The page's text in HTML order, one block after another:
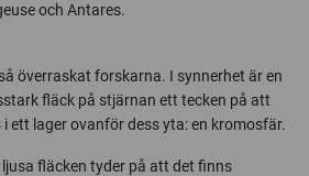
och Antares.
överraskat forskarna. I synnerhet är en
fläck på stjärnan ett tecken på att
ett lager ovanför dess yta: en kromosfär.
fläcken tyder på att det finns